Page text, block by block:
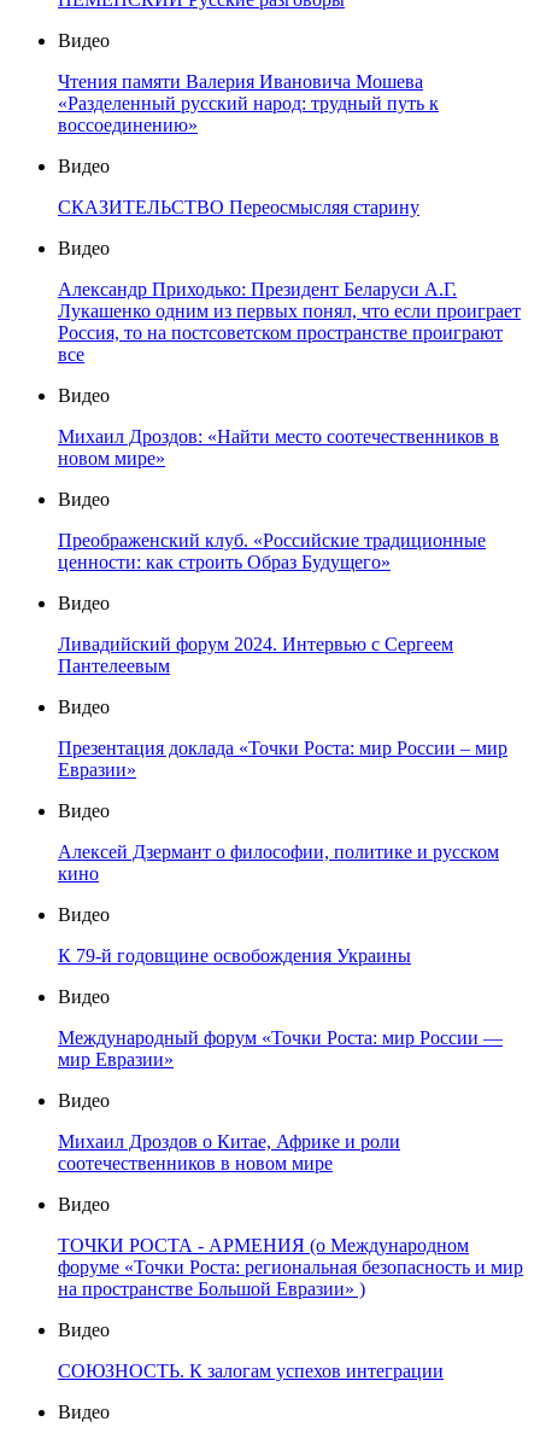
Видео
Чтения памяти Валерия Ивановича Мошева
«Разделенный русский народ: трудный путь к
воссоединению»
Видео
СКАЗИТЕЛЬСТВО Переосмысляя старину
Видео
Александр Приходько: Президент Беларуси А.Г.
Лукашенко одним из первых понял, что если проиграет
Россия, то на постсоветском пространстве проиграют
все
Видео
Михаил Дроздов: «Найти место соотечественников в
новом мире»
Видео
Преображенский клуб. «Российские традиционные
ценности: как строить Образ Будущего»
Видео
Ливадийский форум 2024. Интервью с Сергеем
Пантелеевым
Видео
Презентация доклада «Точки Роста: мир России – мир
Евразии»
Видео
Алексей Дзермант о философии, политике и русском
кино
Видео
К 79-й годовщине освобождения Украины
Видео
Международный форум «Точки Роста: мир России —
мир Евразии»
Видео
Михаил Дроздов о Китае, Африке и роли
соотечественников в новом мире
Видео
ТОЧКИ РОСТА - АРМЕНИЯ (о Международном
форуме «Точки Роста: региональная безопасность и мир
на пространстве Большой Евразии» )
Видео
СОЮЗНОСТЬ. К залогам успехов интеграции
Видео